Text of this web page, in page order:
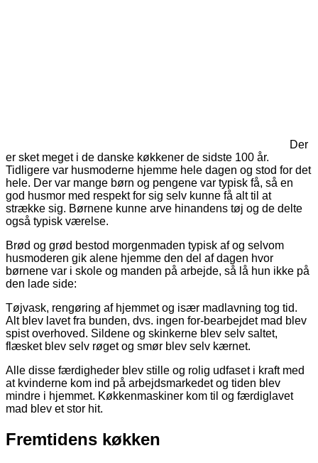
Der
er sket meget i de danske køkkener de sidste 100 år.
Tidligere var husmoderne hjemme hele dagen og stod for det
hele. Der var mange børn og pengene var typisk få, så en
god husmor med respekt for sig selv kunne få alt til at
strække sig. Børnene kunne arve hinandens tøj og de delte
også typisk værelse.
Brød og grød bestod morgenmaden typisk af og selvom
husmoderen gik alene hjemme den del af dagen hvor
børnene var i skole og manden på arbejde, så lå hun ikke på
den lade side:
Tøjvask, rengøring af hjemmet og især madlavning tog tid.
Alt blev lavet fra bunden, dvs. ingen for-bearbejdet mad blev
spist overhoved. Sildene og skinkerne blev selv saltet,
flæsket blev selv røget og smør blev selv kærnet.
Alle disse færdigheder blev stille og rolig udfaset i kraft med
at kvinderne kom ind på arbejdsmarkedet og tiden blev
mindre i hjemmet. Køkkenmaskiner kom til og færdiglavet
mad blev et stor hit.
Fremtidens køkken